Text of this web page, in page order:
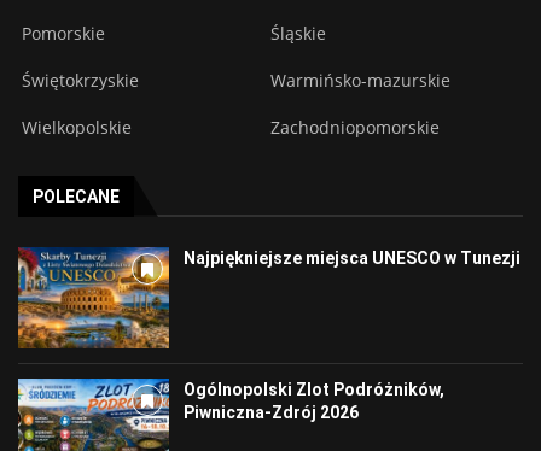
Pomorskie Śląskie
Świętokrzyskie Warmińsko-mazurskie
Wielkopolskie Zachodniopomorskie
POLECANE
Najpiękniejsze miejsca UNESCO w Tunezji
Ogólnopolski Zlot Podróżników,
Piwniczna-Zdrój 2026